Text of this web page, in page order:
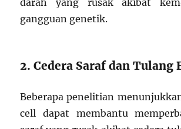
darah yang rusak akibat
gangguan genetik.
2. Cedera Saraf dan Tulang
Beberapa penelitian
cell dapat membantu